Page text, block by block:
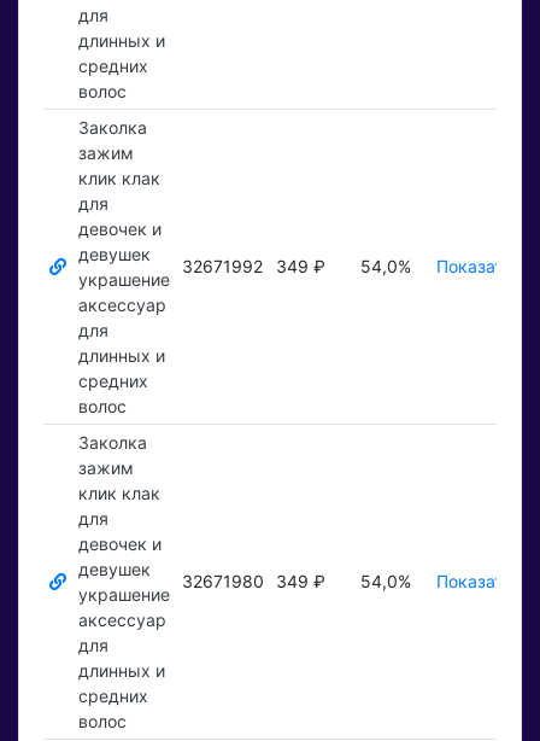
для
длинных и
средних
волос
Заколка
зажим
клик клак
для
девочек и
девушек
украшение
аксессуар
для
длинных и
средних
волос
32671992 349 ₽ 54,0% Показать ₽
Заколка
зажим
клик клак
для
девочек и
девушек
украшение
аксессуар
для
длинных и
средних
волос
32671980 349 ₽ 54,0% Показать ₽